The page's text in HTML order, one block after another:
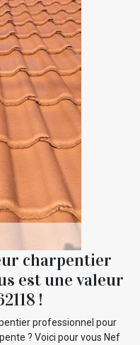
charpentier
est une valeur
!
professionnel pour
? Voici pour vous Nef